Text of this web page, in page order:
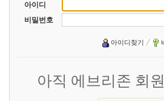
아이디
비밀번호
아이디찾기
아직 에브리존 회